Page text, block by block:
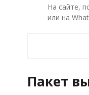
На сайте,
или на
Пакет